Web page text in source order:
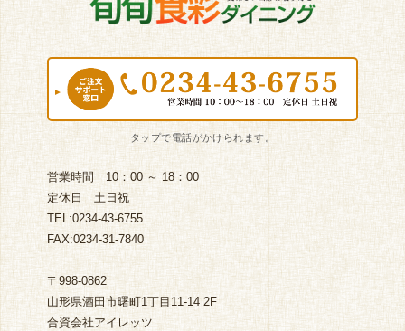
営業時間 10：00 ～ 18：00
定休日 土日祝
TEL:0234-43-6755
FAX:0234-31-7840
〒998-0862
山形県酒田市曙町1丁目11-14 2F
合資会社アイレッツ